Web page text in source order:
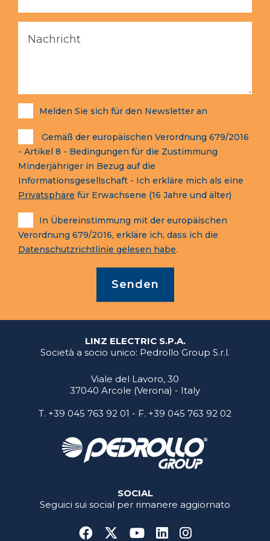
Melden Sie sich für den Newsletter an
Gemäß der europäischen Verordnung 679/2016
- Artikel 8 - Bedingungen für die Zustimmung
Minderjähriger in Bezug auf die
Informationsgesellschaft - Ich erkläre mich als eine
Privatsphäre für Erwachsene (16 Jahre und älter)
In Übereinstimmung mit der europäischen
Verordnung 679/2016, erkläre ich, dass ich die
Datenschutzrichtlinie gelesen habe.
Senden
LINZ ELECTRIC S.P.A.
Società a socio unico: Pedrollo Group S.r.l.
Viale del Lavoro, 30
37040 Arcole (Verona) - Italy
T. +39 045 763 92 01 - F. +39 045 763 92 02
SOCIAL
Seguici sui social per rimanere aggiornato